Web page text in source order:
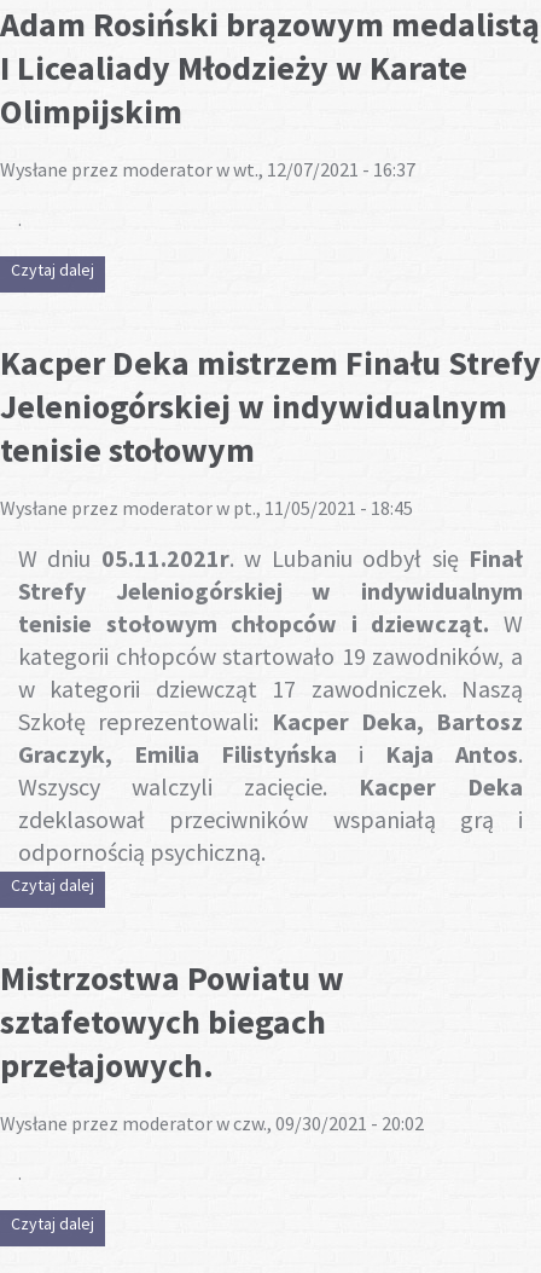
Projekty
Adam Rosiński brązowym medalistą
I Licealiady Młodzieży w Karate
Olimpijskim
Wysłane przez moderatorw wt., 12/07/2021 - 16:37
.
Czytaj dalej
Młodzieży w Karate Olimpijskim
Kacper Deka mistrzem Finału Strefy
Jeleniogórskiej w indywidualnym
tenisie stołowym
Wysłane przez moderatorw pt., 11/05/2021 - 18:45
W dniu 05.11.2021r. w Lubaniu odbył się Finał
Strefy Jeleniogórskiejw indywidualnym
tenisie stołowym chłopców i dziewcząt. W
kategorii chłopców startowało 19 zawodników, a
w kategorii dziewcząt 17 zawodniczek. Naszą
Szkołę reprezentowali: Kacper Deka, Bartosz
Graczyk, Emilia Filistyńska i Kaja Antos.
Wszyscy walczyli zacięcie. Kacper Deka
zdeklasował przeciwników wspaniałą grą i
odpornością psychiczną.
Czytaj dalej
indywidualnym tenisie stołowym
Mistrzostwa Powiatu w
sztafetowych biegach
przełajowych.
Wysłane przez moderatorw czw., 09/30/2021 - 20:02
.
Czytaj dalej
przełajowych.